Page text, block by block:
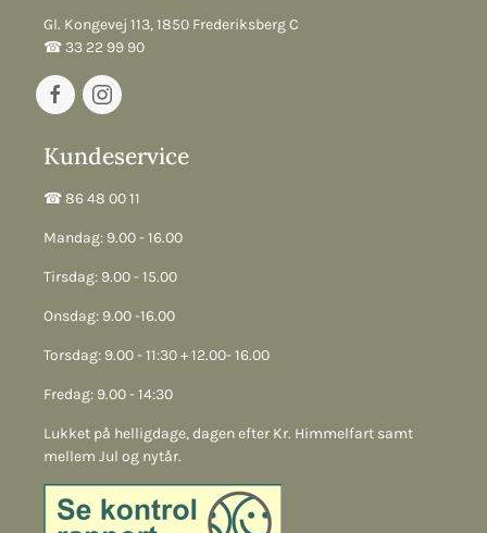
Gl. Kongevej 113, 1850 Frederiksberg C
☎︎ 33 22 99 90
Kundeservice
☎︎ 86 48 00 11
Mandag: 9.00 - 16.00
Tirsdag: 9.00 - 15.00
Onsdag: 9.00 -16.00
Torsdag: 9.00 - 11:30 + 12.00- 16.00
Fredag: 9.00 - 14:30
Lukket på helligdage, dagen efter Kr. Himmelfart samt
mellem Jul og nytår.